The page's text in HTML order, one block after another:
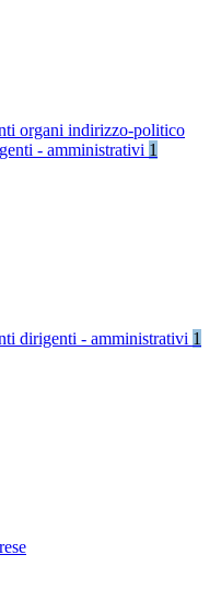
organi indirizzo-politico
- amministrativi 1
dirigenti - amministrativi 1